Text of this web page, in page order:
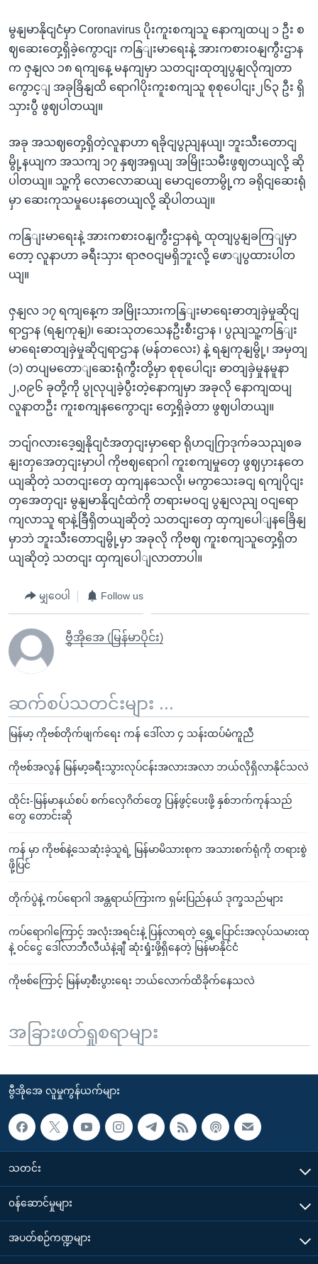
မွနျမာနိုငျငံမှာ Coronavirus ပိုးကူးစကျသူ နောကျထပျ ၁ ဦး စ
ဈဆေးတှေ့ရှိခဲ့ကွောငျး ကနြျးမာရေးနဲ့ အားကစားဝနျကွီးဌာန
က ဇှနျလ ၁၈ ရကျနေ့ မနကျမှာ သတငျးထုတျပွနျလိုကျတာ
ကွောင့ျ အခုခြိနျထိ ရောဂါပိုးကူးစကျသူ စုစုပေါငျး၂၆၃ ဦး ရှိ
သှားပွီ ဖွဈပါတယျ။
အခု အသဈတှေ့ရှိတဲ့လူနာဟာ ရခိုငျပွညျနယျ၊ ဘူးသီးတောငျ
မွို့နယျက အသကျ ၁၇ နှဈအရှယျ အမြိုးသမီးဖွဈတယျလို့ ဆို
ပါတယျ။ သူ့ကို လောလောဆယျ မောငျတောမွို့က ခရိုငျဆေးရုံ
မှာ ဆေးကုသမှုပေးနတေယျလို့ ဆိုပါတယျ။
ကနြျးမာရေးနဲ့ အားကစားဝနျကွီးဌာနရဲ့ ထုတျပွနျခကြျမှာ
တော့ လူနာဟာ ခရီးသှား ရာဇဝငျမရှိဘူးလို့ ဖောျပွထားပါတ
ယျ။
ဇှနျလ ၁၇ ရကျနေ့က အမြိုးသားကနြျးမာရေးဓာတျခှဲမှုဆိုငျ
ရာဌာန (ရနျကုနျ)၊ ဆေးသုတသေနဦးစီးဌာန ၊ ပွညျသူ့ကနြျး
မာရေးဓာတျခှဲမှုဆိုငျရာဌာန (မန်တလေး) နဲ့ ရနျကုနျမွို့၊ အမှတျ
(၁) တပျမတောျဆေးရုံကွီးတို့မှာ စုစုပေါငျး ဓာတျခှဲမှုနမူနာ
၂,၀၉၆ ခုတို့ကို ပွုလုပျခဲ့ပွီးတဲ့နောကျမှာ အခုလို နောကျထပျ
လူနာတဦး ကူးစကျနကွေောငျး တှေ့ရှိခဲ့တာ ဖွဈပါတယျ။
ဘငျ်ဂလားဒေ့ရျှနိုငျငံအတှငျးမှာရော ရိုဟငျဂြာဒုက်ခသညျစခ
နျးတှအေတှငျးမှာပါ ကိုဗဈရောဂါ ကူးစကျမှုတှေ ဖွဈပှားနတေ
ယျဆိုတဲ့ သတငျးတှေ ထှကျနသေလို၊ မကွာသေးခငျ ရကျပိုငျး
တှအေတှငျး မွနျမာနိုငျငံထဲကို တရားမဝငျ ပွနျလညျ ဝငျရော
ကျလာသူ ရာနဲ့ခြီရှိတယျဆိုတဲ့ သတငျးတှေ ထှကျပေါျနခြေိနျ
မှာဘဲ ဘူးသီးတောငျမွို့မှာ အခုလို ကိုဗဈ ကူးစကျသူတှေ့ရှိတ
ယျဆိုတဲ့ သတငျး ထှကျပေါျလာတာပါ။
မျှဝေပါ Follow us
ဗွီအိုအေ (မြန်မာပိုင်း)
ဆက်စပ်သတင်းများ ...
မြန်မာ့ ကိုဗစ်တိုက်ဖျက်ရေး ကန် ဒေါ်လာ ၄ သန်းထပ်မံကူညီ
ကိုဗစ်အလွန် မြန်မာ့ခရီးသွားလုပ်ငန်းအလားအလာ ဘယ်လိုရှိလာနိုင်သလဲ
ထိုင်း-မြန်မာနယ်စပ် စက်လှေဂိတ်တွေ ပြန်ဖွင့်ပေးဖို့ နှစ်ဘက်ကုန်သည်
တွေ တောင်းဆို
ကန် မှာ ကိုဗစ်နဲ့သေဆုံးခဲ့သူရဲ့ မြန်မာမိသားစုက အသားစက်ရုံကို တရားစွဲ
ဖို့ပြင်
တိုက်ပွဲနဲ့ ကပ်ရောဂါ အန္တရာယ်ကြားက ရှမ်းပြည်နယ် ဒုက္ခသည်များ
ကပ်ရောဂါကြောင့် အလုံးအရင်းနဲ့ ပြန်လာရတဲ့ ရွှေ့ပြောင်းအလုပ်သမားထု
နဲ့ ဝင်ငွေ ဒေါ်လာဘီလီယံနဲ့ချီ ဆုံးရှုံးဖို့ရှိနေတဲ့ မြန်မာနိုင်ငံ
ကိုဗစ်ကြောင့် မြန်မာ့စီးပွားရေး ဘယ်လောက်ထိခိုက်နေသလဲ
အခြားဖတ်ရှုစရာများ
ဗွီအိုအေ လူမှုကွန်ယက်များ
သတင်း
၀န်ဆောင်မှုများ
အပတ်စဉ်ကဏ္ဍများ